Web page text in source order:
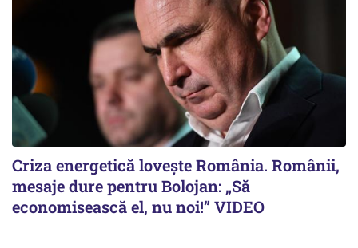
Criza energetică lovește România. Românii,
mesaje dure pentru Bolojan: „Să
economisească el, nu noi!” VIDEO